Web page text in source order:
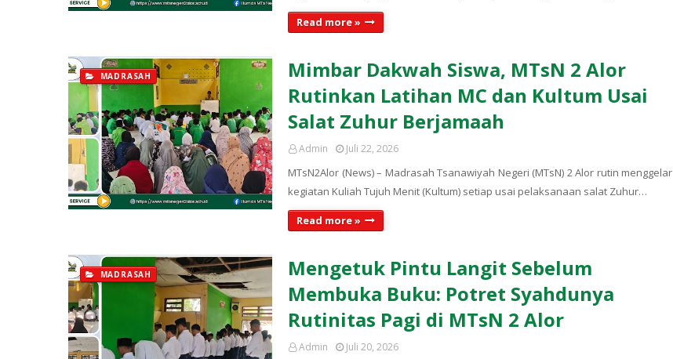
Read more »
MADRASAH
Mimbar Dakwah Siswa, MTsN 2 Alor
Rutinkan Latihan MC dan Kultum Usai
Salat Zuhur Berjamaah
Admin Juli 22, 2026
MTsN2Alor (News) – Madrasah Tsanawiyah Negeri (MTsN) 2 Alor rutin menggelar
kegiatan Kuliah Tujuh Menit (Kultum) setiap usai pelaksanaan salat Zuhur…
Read more »
MADRASAH
Mengetuk Pintu Langit Sebelum
Membuka Buku: Potret Syahdunya
Rutinitas Pagi di MTsN 2 Alor
Admin Juli 20, 2026